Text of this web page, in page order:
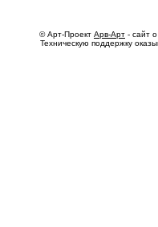
© Арт-Проект Арв-Арт - сайт
Техническую поддержку